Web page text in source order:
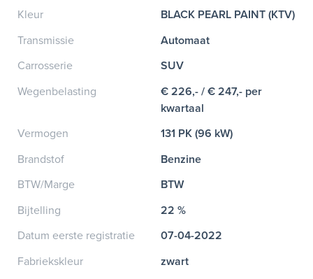
Kleur
BLACK PEARL PAINT (KTV)
Transmissie
Automaat
Carrosserie
SUV
Wegenbelasting
€ 226,- / € 247,- per
kwartaal
Vermogen
131 PK (96 kW)
Brandstof
Benzine
BTW/Marge
BTW
Bijtelling
22 %
Datum eerste registratie
07-04-2022
Fabriekskleur
zwart